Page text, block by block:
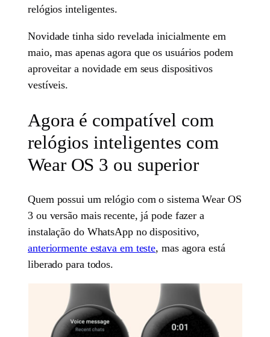
relógios inteligentes.
Novidade tinha sido revelada inicialmente em
maio, mas apenas agora que os usuários podem
aproveitar a novidade em seus dispositivos
vestíveis.
Agora é compatível com
relógios inteligentes com
Wear OS 3 ou superior
Quem possui um relógio com o sistema Wear OS
3 ou versão mais recente, já pode fazer a
instalação do WhatsApp no dispositivo,
anteriormente estava em teste, mas agora está
liberado para todos.